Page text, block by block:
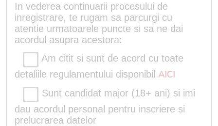
In vederea continuarii procesului de
inregistrare, te rugam sa parcurgi cu
atentie urmatoarele puncte si sa ne dai
acordul asupra acestora:
Am citit si sunt de acord cu toate
detaliile regulamentului disponibil AICI
Sunt candidat major (18+ ani) si imi
dau acordul personal pentru inscriere si
prelucrarea datelor